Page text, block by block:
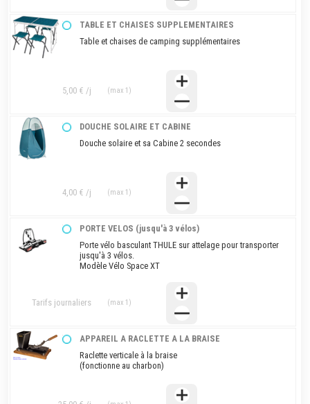
TABLE ET CHAISES SUPPLEMENTAIRES
Table et chaises de camping supplémentaires
(max 1)
5,00 € /j
DOUCHE SOLAIRE ET CABINE
Douche solaire et sa Cabine 2 secondes
(max 1)
4,00 € /j
PORTE VELOS (jusqu'à 3 vélos)
Porte vélo basculant THULE sur attelage pour transporter
jusqu'à 3 vélos.
Modèle Vélo Space XT
(max 1)
Tarifs journaliers
APPAREIL A RACLETTE A LA BRAISE
Raclette verticale à la braise
(fonctionne au charbon)